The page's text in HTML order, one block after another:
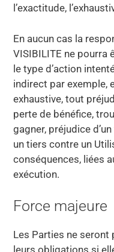
l’exactitude,
En aucun cas la
VISIBILITE ne pourra
le type d’action
indirect par exemple,
exhaustive, tout
perte de bénéfice,
gagner, préjudice
un tiers contre un
conséquences, liées
exécution.
Force majeure
Les Parties ne seront